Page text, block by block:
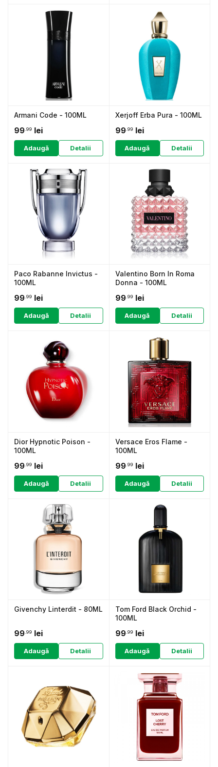
Armani Code - 100ML
99 .99 lei
Adaugă Detalii
Xerjoff Erba Pura - 100ML
99 .99 lei
Adaugă Detalii
Paco Rabanne Invictus -
100ML
99 .99 lei
Adaugă Detalii
Valentino Born In Roma
Donna - 100ML
99 .99 lei
Adaugă Detalii
Dior Hypnotic Poison -
100ML
99 .99 lei
Adaugă Detalii
Versace Eros Flame -
100ML
99 .99 lei
Adaugă Detalii
Givenchy Linterdit - 80ML
99 .99 lei
Adaugă Detalii
Tom Ford Black Orchid -
100ML
99 .99 lei
Adaugă Detalii